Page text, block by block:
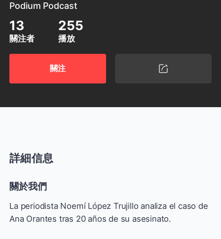
Podium Podcast
13
關注者
255
播放
關注
詳細信息
關於我們
La periodista Noemí López Trujillo analiza el caso de
Ana Orantes tras 20 años de su asesinato.